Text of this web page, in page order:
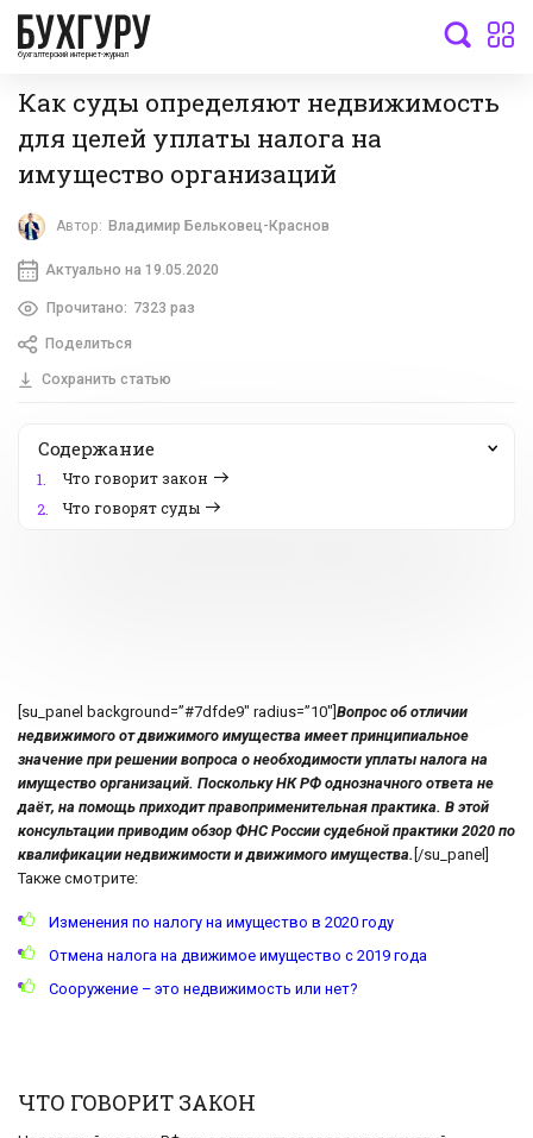
бухгалтерский интернет-журнал
Как суды определяют недвижимость
для целей уплаты налога на
имущество организаций
Автор: Владимир Бельковец-Краснов
Актуально на 19.05.2020
Прочитано: 7323 раз
Поделиться
Сохранить статью
Содержание
1.
Что говорит закон
2.
Что говорят суды
[su_panel background=”#7dfde9″ radius=”10″] Вопрос об отличии
недвижимого от движимого имущества имеет принципиальное
значение при решении вопроса о необходимости уплаты налога на
имущество организаций. Поскольку НК РФ однозначного ответа не
даёт, на помощь приходит правоприменительная практика. В этой
консультации приводим обзор ФНС России судебной практики 2020 по
квалификации недвижимости и движимого имущества. [/su_panel]
Также смотрите:
Изменения по налогу на имущество в 2020 году
Отмена налога на движимое имущество с 2019 года
Сооружение – это недвижимость или нет?
ЧТО ГОВОРИТ ЗАКОН